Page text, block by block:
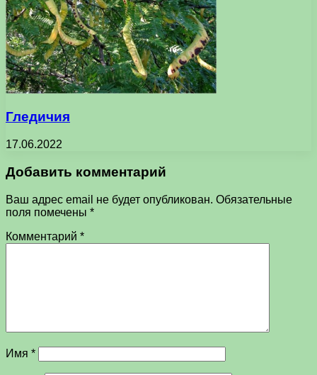
Гледичия
17.06.2022
Добавить комментарий
Ваш адрес email не будет опубликован. Обязательные
поля помечены *
Комментарий *
Имя *